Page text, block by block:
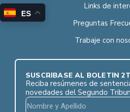
Links de
Preguntas
Trabaje con
SUSCRÍBASE AL BOLETÍN
Reciba resúmenes de
novedades del Segundo
ES